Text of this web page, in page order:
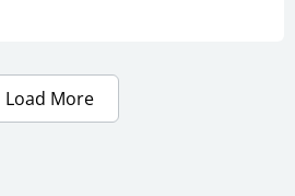
Load More